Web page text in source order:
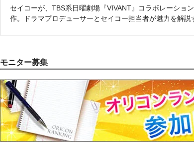
セイコーが、TBS系日曜劇場『VIVANT』コラボレーショ
作。ドラマプロデューサーとセイコー担当者が魅力を解説
モニター募集